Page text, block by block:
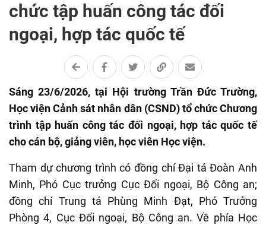
chức tập huấn công tác đối
ngoại, hợp tác quốc tế
Sáng 23/6/2026, tại Hội trường Trần Đức Trường,
Học viện Cảnh sát nhân dân (CSND) tổ chức Chương
trình tập huấn công tác đối ngoại, hợp tác quốc tế
cho cán bộ, giảng viên, học viên Học viện.
Tham dự chương trình có đồng chí Đại tá Đoàn Anh
Minh, Phó Cục trưởng Cục Đối ngoại, Bộ Công an;
đồng chí Trung tá Phùng Minh Đạt, Phó Trưởng
Phòng 4, Cục Đối ngoại, Bộ Công an. Về phía Học